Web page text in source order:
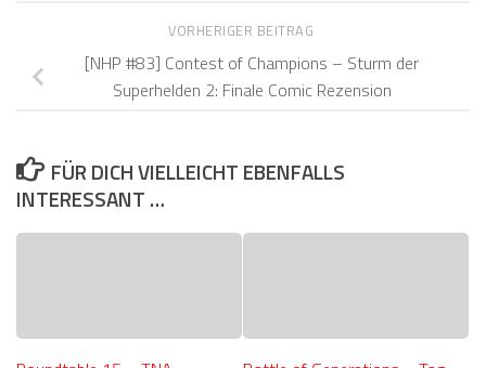
VORHERIGER BEITRAG
[NHP #83] Contest of Champions – Sturm der
Superhelden 2: Finale Comic Rezension
FÜR DICH VIELLEICHT EBENFALLS
INTERESSANT …